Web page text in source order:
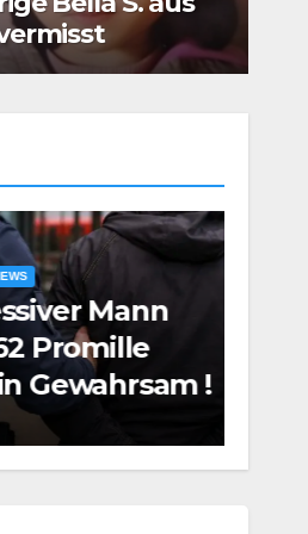
Mann
Promille
Gewahrsam !